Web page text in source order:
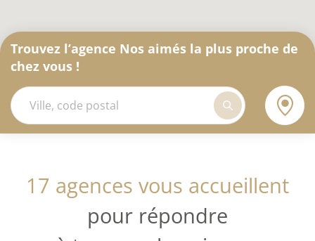
Trouvez l’agence Nos aimés la plus proche de
chez vous !
17 agences vous accueillent
pour répondre